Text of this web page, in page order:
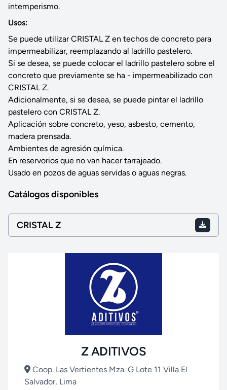
intemperismo.
Usos:
Se puede utilizar CRISTAL Z en techos de concreto para
impermeabilizar, reemplazando al ladrillo pastelero.
Si se desea, se puede colocar el ladrillo pastelero sobre el
concreto que previamente se ha - impermeabilizado con
CRISTAL Z.
Adicionalmente, si se desea, se puede pintar el ladrillo
pastelero con CRISTAL Z.
Aplicación sobre concreto, yeso, asbesto, cemento,
madera prensada.
Ambientes de agresión química.
En reservorios que no van hacer tarrajeado.
Usado en pozos de aguas servidas o aguas negras.
Catálogos disponibles
CRISTAL Z
Z ADITIVOS
Coop. Las Vertientes Mza. G Lote 11 Villa El
Salvador, Lima